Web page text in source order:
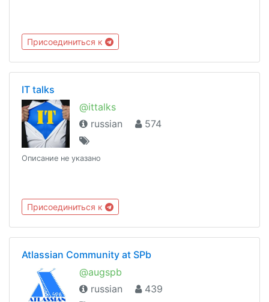
Присоединиться к
IT talks
@ittalks
russian
574
Описание не указано
Присоединиться к
Atlassian Community at SPb
@augspb
russian
439